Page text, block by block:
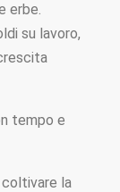
erbe.
su lavoro,
tempo e
coltivare la